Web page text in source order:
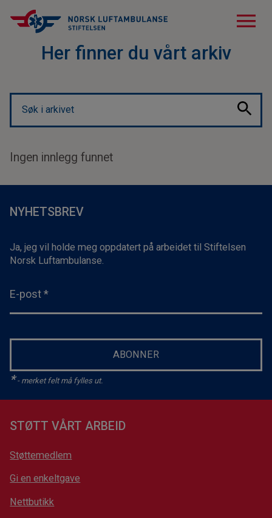
menu
Her finner du vårt arkiv
Ingen innlegg funnet
NYHETSBREV
Ja, jeg vil holde meg oppdatert på arbeidet til Stiftelsen
Norsk Luftambulanse.
E-post *
ABONNER
*- merket felt må fylles ut.
STØTT VÅRT ARBEID
Støttemedlem
Gi en enkeltgave
Nettbutikk